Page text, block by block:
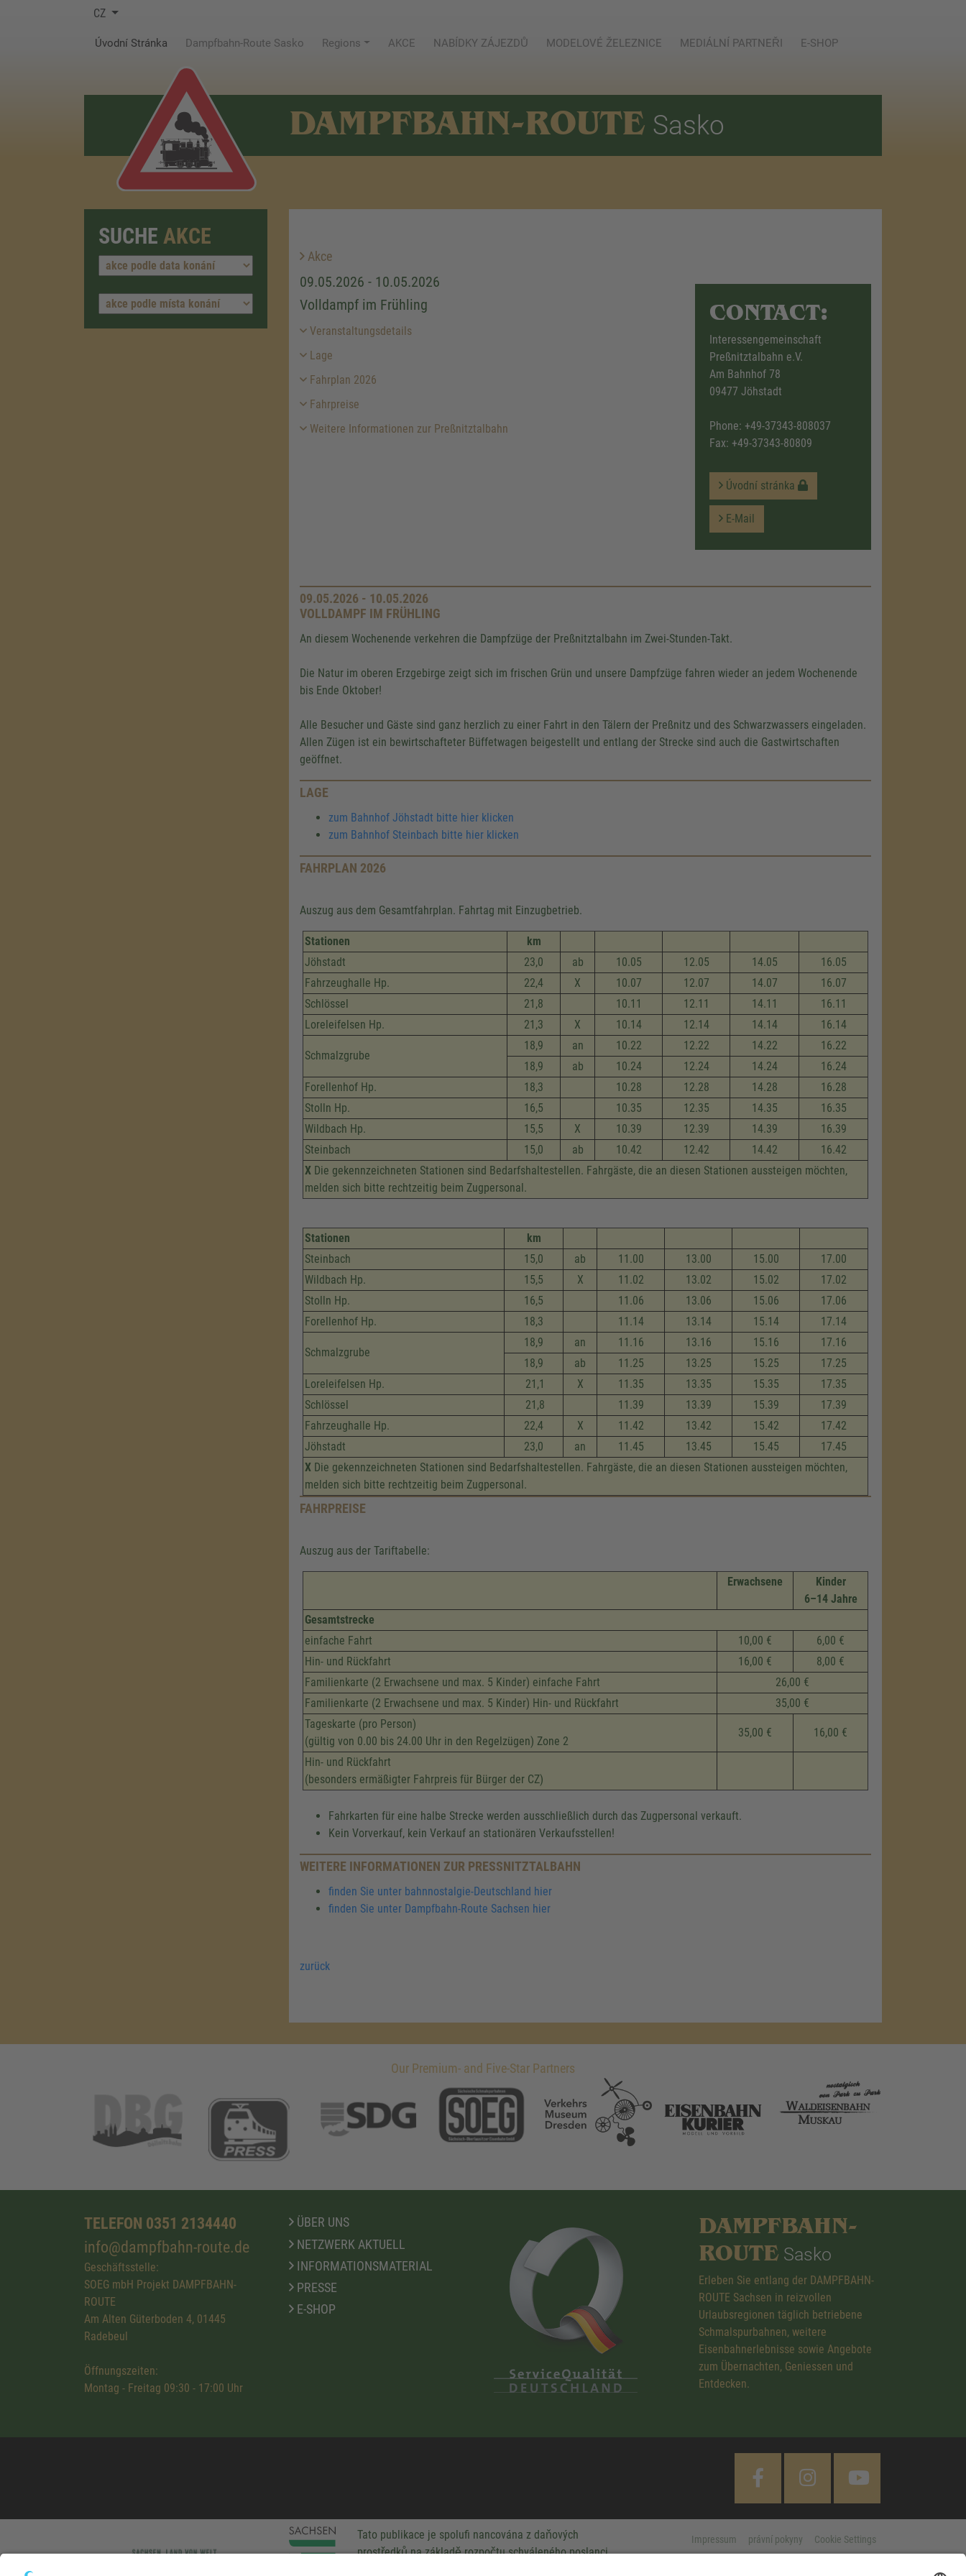
CZ
Úvodní Stránka (current)
Dampfbahn-Route Sasko Regions AKCE NABÍDKY ZÁJEZDŮ MODELOVÉ ŽELEZNICE MEDIÁLNÍ PARTNEŘI E-SHOP
DAMPFBAHN-ROUTE Sasko
SUCHE AKCE
Akce
09.05.2026 - 10.05.2026
Volldampf im Frühling
Veranstaltungsdetails
Lage
Fahrplan 2026
Fahrpreise
Weitere Informationen zur Preßnitztalbahn
CONTACT:
Interessengemeinschaft
Preßnitztalbahn e.V.
Am Bahnhof 78
09477 Jöhstadt
Phone: +49-37343-808037
Fax: +49-37343-80809
Úvodní stránka
E-Mail
09.05.2026 - 10.05.2026
VOLLDAMPF IM FRÜHLING
An diesem Wochenende verkehren die Dampfzüge der Preßnitztalbahn im Zwei-Stunden-Takt.
Die Natur im oberen Erzgebirge zeigt sich im frischen Grün und unsere Dampfzüge fahren wieder an jedem Wochenende
bis Ende Oktober!
Alle Besucher und Gäste sind ganz herzlich zu einer Fahrt in den Tälern der Preßnitz und des Schwarzwassers eingeladen.
Allen Zügen ist ein bewirtschafteter Büffetwagen beigestellt und entlang der Strecke sind auch die Gastwirtschaften
geöffnet.
LAGE
zum Bahnhof Jöhstadt bitte hier klicken
zum Bahnhof Steinbach bitte hier klicken
FAHRPLAN 2026
Auszug aus dem Gesamtfahrplan. Fahrtag mit Einzugbetrieb.
Stationen
km
Jöhstadt
23,0 ab 10.05 12.05 14.05
16.05
Fahrzeug­halle Hp.
22,4 X 10.07 12.07 14.07
16.07
Schlössel
21,8 10.11 12.11 14.11
16.11
Loreleifelsen Hp.
21,3 X 10.14 12.14 14.14 16.14
Schmalzgrube
18,9 an 10.22 12.22 14.22
16.22
18,9
ab 10.24 12.24 14.24
16.24
Forellenhof Hp.
18,3 10.28 12.28 14.28
16.28
Stolln Hp.
16,5 10.35 12.35 14.35
16.35
Wildbach Hp.
15,5 X 10.39 12.39 14.39
16.39
Steinbach
15,0 ab 10.42 12.42 14.42
16.42
X Die gekennzeichneten Stationen sind Bedarfshaltestellen. Fahrgäste, die an diesen Stationen aussteigen möchten,
melden sich bitte rechtzeitig beim Zugpersonal.
Stationen
km
Steinbach
15,0 ab 11.00 13.00 15.00
17.00
Wildbach Hp.
15,5 X 11.02 13.02 15.02
17.02
Stolln Hp.
16,5 11.06 13.06 15.06
17.06
Forellenhof Hp.
18,3 11.14 13.14 15.14 17.14
Schmalzgrube
18,9 an 11.16 13.16 15.16
17.16
18,9
ab 11.25 13.25 15.25
17.25
Loreleifelsen Hp.
21,1 X 11.35 13.35 15.35
17.35
Schlössel
21,8 11.39 13.39 15.39
17.39
Fahrzeug­halle Hp.
22,4 X 11.42 13.42 15.42
17.42
Jöhstadt
23,0 an 11.45 13.45 15.45
17.45
X Die gekennzeichneten Stationen sind Bedarfshaltestellen. Fahrgäste, die an diesen Stationen aussteigen möchten,
melden sich bitte rechtzeitig beim Zugpersonal.
FAHRPREISE
Auszug aus der Tariftabelle:
Erwachsene
Kinder
6–14 Jahre
Gesamtstrecke
einfache Fahrt
10,00 €
6,00 €
Hin- und Rückfahrt
16,00 €
8,00 €
Familienkarte (2 Erwachsene und max. 5 Kinder) einfache Fahrt
26,00 €
Familienkarte (2 Erwachsene und max. 5 Kinder) Hin- und Rückfahrt
35,00 €
Tageskarte (pro Person)
(gültig von 0.00 bis 24.00 Uhr in den Regelzügen) Zone 2
35,00 € 16,00 €
Hin- und Rückfahrt
(besonders ermäßigter Fahrpreis für Bürger der CZ)
Fahrkarten für eine halbe Strecke werden ausschließlich durch das Zugpersonal verkauft.
Kein Vorverkauf, kein Verkauf an stationären Verkaufsstellen!
WEITERE INFORMATIONEN ZUR PRESSNITZTALBAHN
finden Sie unter bahnnostalgie-Deutschland hier
finden Sie unter Dampfbahn-Route Sachsen hier
zurück
Our Premium- and Five-Star Partners
TELEFON 0351 2134440
info@dampfbahn-route.de
Geschäftsstelle:
SOEG mbH Projekt DAMPFBAHN-
ROUTE
Am Alten Güterboden 4, 01445
Radebeul
Öffnungszeiten:
Montag - Freitag 09:30 - 17:00 Uhr
ÜBER UNS
NETZWERK AKTUELL
INFORMATIONSMATERIAL
PRESSE
E-SHOP
DAMPFBAHN-
ROUTE Sasko
Erleben Sie entlang der DAMPFBAHN-
ROUTE Sachsen in reizvollen
Urlaubsregionen täglich betriebene
Schmalspurbahnen, weitere
Eisenbahnerlebnisse sowie Angebote
zum Übernachten, Geniessen und
Entdecken.
Tato publikace je spolufi nancována z daňových
prostředků na základě rozpočtu schváleného poslanci
Impressum právní pokyny Cookie Settings